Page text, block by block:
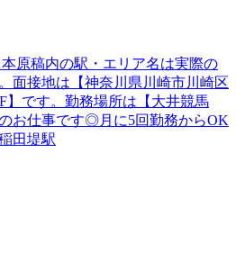
原稿内の駅・エリア名は実際の
面接地は【神奈川県川崎市川崎区
】です。勤務場所は【大井競馬
お仕事です◎月に5回勤務からOK
田堤駅